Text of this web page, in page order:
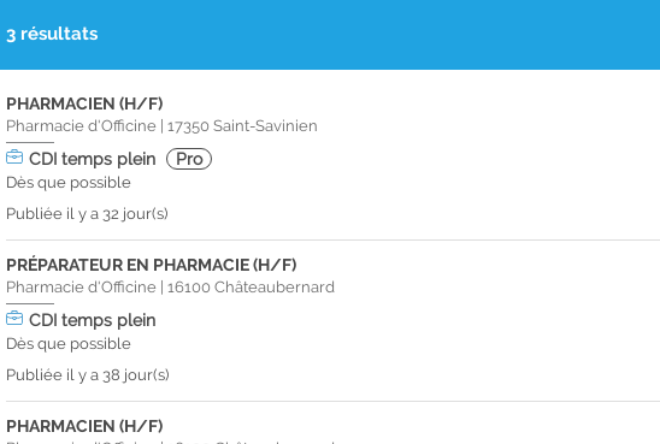
3 résultats
PHARMACIEN (H/F)
Pharmacie d'Officine |17350Saint-Savinien
CDItemps plein Pro
Dès que possible
Publiée il y a 32 jour(s)
PRÉPARATEUR EN PHARMACIE (H/F)
Pharmacie d'Officine |16100Châteaubernard
CDItemps plein
Dès que possible
Publiée il y a 38 jour(s)
PHARMACIEN (H/F)